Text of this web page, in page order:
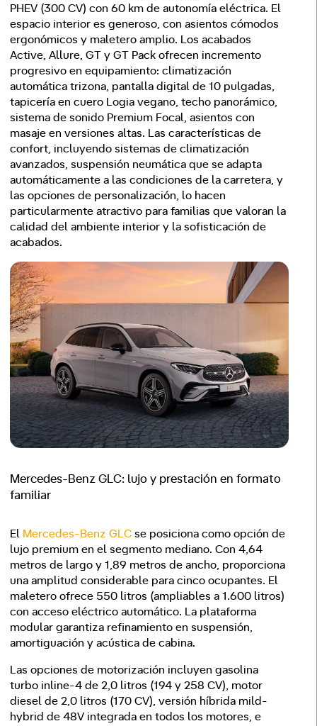
PHEV (300 CV) con 60 km de autonomía eléctrica. El
espacio interior es generoso, con asientos cómodos
ergonómicos y maletero amplio. Los acabados
Active, Allure, GT y GT Pack ofrecen incremento
progresivo en equipamiento: climatización
automática trizona, pantalla digital de 10 pulgadas,
tapicería en cuero Logia vegano, techo panorámico,
sistema de sonido Premium Focal, asientos con
masaje en versiones altas. Las características de
confort, incluyendo sistemas de climatización
avanzados, suspensión neumática que se adapta
automáticamente a las condiciones de la carretera, y
las opciones de personalización, lo hacen
particularmente atractivo para familias que valoran la
calidad del ambiente interior y la sofisticación de
acabados.
Mercedes-Benz GLC: lujo y prestación en formato
familiar
El Mercedes-Benz GLC se posiciona como opción de
lujo premium en el segmento mediano. Con 4,64
metros de largo y 1,89 metros de ancho, proporciona
una amplitud considerable para cinco ocupantes. El
maletero ofrece 550 litros (ampliables a 1.600 litros)
con acceso eléctrico automático. La plataforma
modular garantiza refinamiento en suspensión,
amortiguación y acústica de cabina.
Las opciones de motorización incluyen gasolina
turbo inline-4 de 2,0 litros (194 y 258 CV), motor
diesel de 2,0 litros (170 CV), versión híbrida mild-
hybrid de 48V integrada en todos los motores, e